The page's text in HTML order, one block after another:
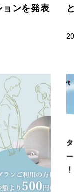
ョンを発表